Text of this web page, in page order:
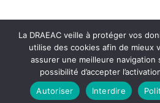
La DRAEAC veille à protéger vos
utilise des cookies afin de mieux
assurer une meilleure navigation
possibilité d’accepter
Autoriser
Interdire